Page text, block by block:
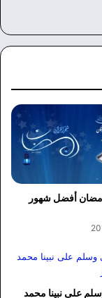
أفضل شهور
على نبينا محمد